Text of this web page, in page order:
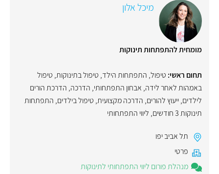
מיכל אלון
מומחית להתפתחות תינוקות
תחום ראשי: טיפול, התפתחות הילד, טיפול בתינוקות, טיפול
באמהות לאחר לידה, אבחון התפתחותי, הדרכה, הדרכת הורים
לילדים,ייעוץ להורים, הדרכה מקצועית, טיפול בילדים, התפתחות
תינוקות 3 חודשים
, ליווי התפתחותי
תל אביב יפו
פרטי
מנהלת פורום ליווי התפתחותי לתינוקות